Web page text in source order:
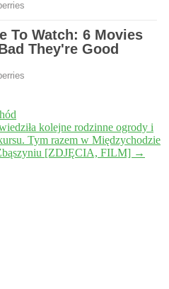
kolejne rodzinne ogrody i
Tym razem w Międzychodzie
[ZDJĘCIA, FILM] →